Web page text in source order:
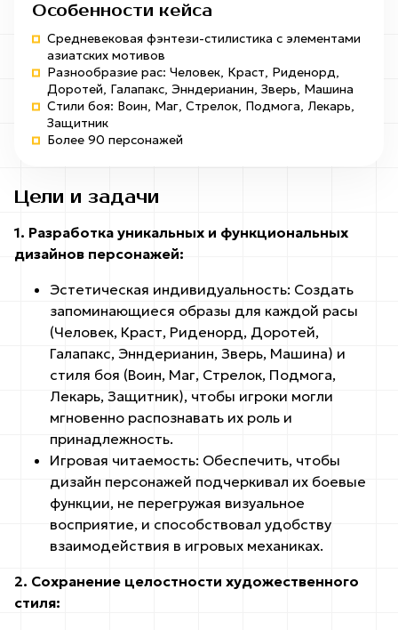
Контакты
Кто мы такие
Команда
Контакты
Портфолио
Блог
Особенности кейса
Средневековая фэнтези-стилистика с элементами
азиатских мотивов
Разнообразие рас: Человек, Краст, Риденорд,
Доротей, Галапакс, Энндерианин, Зверь, Машина
Стили боя: Воин, Маг, Стрелок, Подмога, Лекарь,
Защитник
Более 90 персонажей
Цели и задачи
1. Разработка уникальных и функциональных
дизайнов персонажей:
Эстетическая индивидуальность: Создать
запоминающиеся образы для каждой расы
(Человек, Краст, Риденорд, Доротей,
Галапакс, Энндерианин, Зверь, Машина) и
стиля боя (Воин, Маг, Стрелок, Подмога,
Лекарь, Защитник), чтобы игроки могли
мгновенно распознавать их роль и
принадлежность.
Игровая читаемость: Обеспечить, чтобы
дизайн персонажей подчеркивал их боевые
функции, не перегружая визуальное
восприятие, и способствовал удобству
взаимодействия в игровых механиках.
2. Сохранение целостности художественного
стиля: